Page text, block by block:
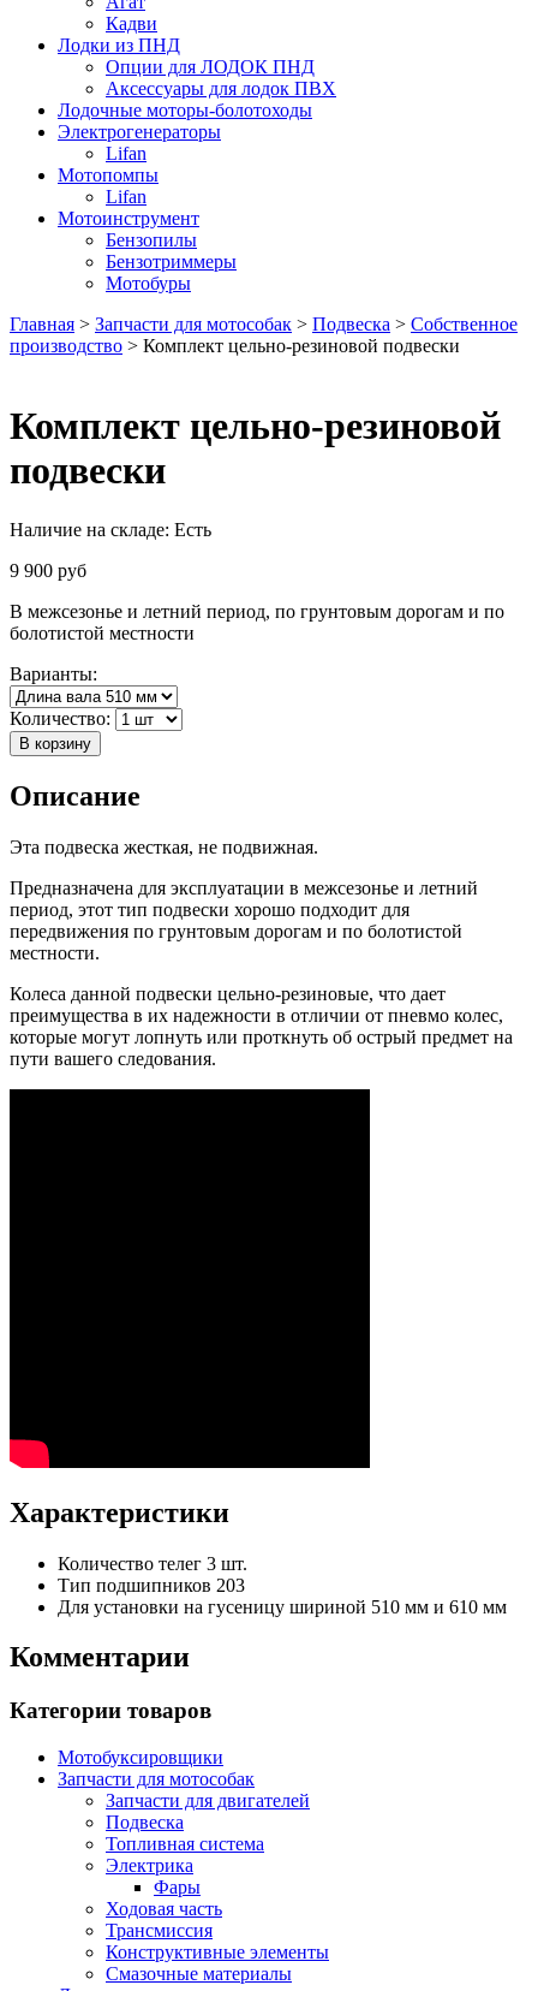
Кадви
Лодки из ПНД
Опции для ЛОДОК ПНД
Аксессуары для лодок ПВХ
Лодочные моторы-болотоходы
Электрогенераторы
Lifan
Мотопомпы
Lifan
Мотоинструмент
Бензопилы
Бензотриммеры
Мотобуры
Главная > Запчасти для мотособак > Подвеска > Собственное
производство > Комплект цельно-резиновой подвески
Комплект цельно-резиновой
подвески
Наличие на складе: Есть
9 900 руб
В межсезонье и летний период, по грунтовым дорогам и по
болотистой местности
Варианты:
Количество:
В корзину
Описание
Эта подвеска жесткая, не подвижная.
Предназначена для эксплуатации в межсезонье и летний
период, этот тип подвески хорошо подходит для
передвижения по грунтовым дорогам и по болотистой
местности.
Колеса данной подвески цельно-резиновые, что дает
преимущества в их надежности в отличии от пневмо колес,
которые могут лопнуть или проткнуть об острый предмет на
пути вашего следования.
Характеристики
Количество телег 3 шт.
Тип подшипников 203
Для установки на гусеницу шириной 510 мм и 610 мм
Комментарии
Категории товаров
Мотобуксировщики
Запчасти для мотособак
Запчасти для двигателей
Подвеска
Топливная система
Электрика
Фары
Ходовая часть
Трансмиссия
Конструктивные элементы
Смазочные материалы